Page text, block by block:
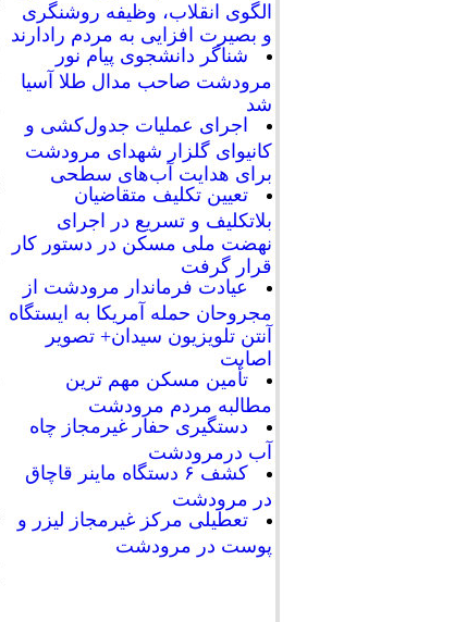
الگوی انقلاب، وظیفه روشنگری
و بصیرت افزایی به مردم رادارند
شناگر دانشجوی پیام نور
مرودشت صاحب مدال طلا آسیا
شد
اجرای عملیات جدول‌کشی و
کانیوای گلزار شهدای مرودشت
برای هدایت آب‌های سطحی
تعیین تکلیف متقاضیان
بلاتکلیف و تسریع در اجرای
نهضت ملی مسکن در دستور کار
قرار گرفت
عیادت فرماندار مرودشت از
مجروحان حمله آمریکا به ایستگاه
آنتن تلویزیون سیدان+ تصویر
اصابت
تأمین مسکن مهم ترین
مطالبه مردم مرودشت
دستگیری حفار غیرمجاز چاه
آب درمرودشت
کشف ۶ دستگاه ماینر قاچاق
در مرودشت
تعطیلی مرکز غیرمجاز لیزر و
پوست در مرودشت